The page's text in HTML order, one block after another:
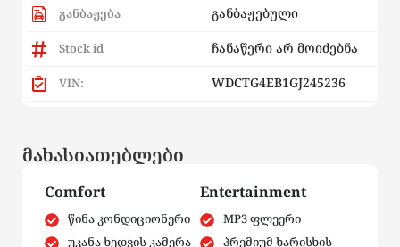
განბაჟება განბაჟებული
Stock id ჩანაწერი არ მოიძებნა
VIN: WDCTG4EB1GJ245236
მახასიათებლები
Comfort
წინა კონდიციონერი
უკანა ხედვის კამერა
Entertainment
MP3 ფლეერი
პრემიუმ ხარისხის